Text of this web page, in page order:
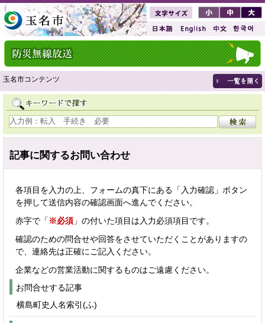
玉名市コンテンツ
記事に関するお問い合わせ
各項目を入力の上、フォームの真下にある「入力確認」ボタン
を押して送信内容の確認画面へ進んでください。
赤字で「 ※必須 」の付いた項目は入力必須項目です。
確認のための問合せや回答をさせていただくことがありますの
で、連絡先は正確にご記入ください。
企業などの営業活動に関するものはご遠慮ください。
お問合せする記事
横島町史人名索引(ふ)